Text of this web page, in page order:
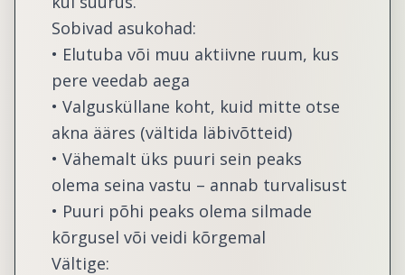
Sobivad asukohad:
• Elutuba või muu aktiivne ruum, kus
pere veedab aega
• Valgusküllane koht, kuid mitte otse
akna ääres (vältida läbivõtteid)
• Vähemalt üks puuri sein peaks
olema seina vastu – annab turvalisust
• Puuri põhi peaks olema silmade
kõrgusel või veidi kõrgemal
Vältige: